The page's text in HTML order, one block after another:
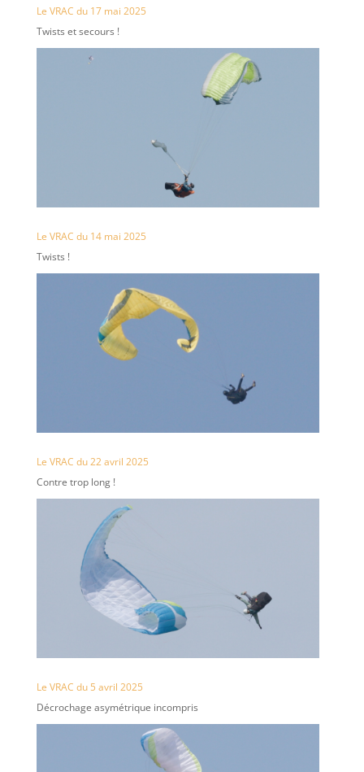
Le VRAC du 17 mai 2025
Twists et secours !
Le VRAC du 14 mai 2025
Twists !
Le VRAC du 22 avril 2025
Contre trop long !
Le VRAC du 5 avril 2025
Décrochage asymétrique incompris